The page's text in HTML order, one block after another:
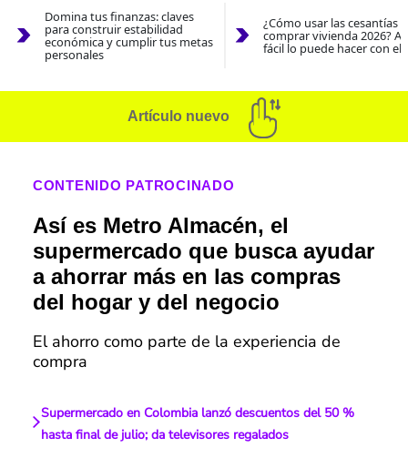
Domina tus finanzas: claves
para construir estabilidad
económica y cumplir tus metas
personales
¿Cómo usar las cesantías
comprar vivienda 2026?
fácil lo puede hacer con el
Artículo nuevo
CONTENIDO PATROCINADO
Así es Metro Almacén, el
supermercado que busca ayudar
a ahorrar más en las compras
del hogar y del negocio
El ahorro como parte de la experiencia de
compra
Supermercado en Colombia lanzó descuentos del 50 %
hasta final de julio; da televisores regalados